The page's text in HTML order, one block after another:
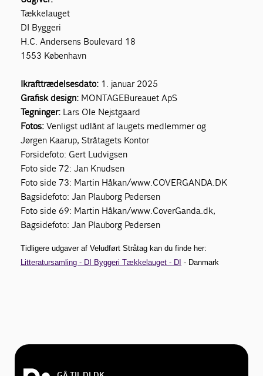
Tækkelauget
DI Byggeri
H.C. Andersens Boulevard 18
1553 København
Ikrafttrædelsesdato: 1. januar 2025
Grafisk design: MONTAGEBureauet ApS
Tegninger: Lars Ole Nejstgaard
Fotos: Venligst udlånt af laugets medlemmer og
Jørgen Kaarup, Stråtagets Kontor
Forsidefoto: Gert Ludvigsen
Foto side 72: Jan Knudsen
Foto side 73: Martin Håkan/www.COVERGANDA.DK
Bagsidefoto: Jan Plauborg Pedersen
Foto side 69: Martin Håkan/www.CoverGanda.dk,
Bagsidefoto: Jan Plauborg Pedersen
Tidligere udgaver af Veludført Stråtag kan du finde her:
Litteratursamling - DI Byggeri Tækkelauget - DI - Danmark